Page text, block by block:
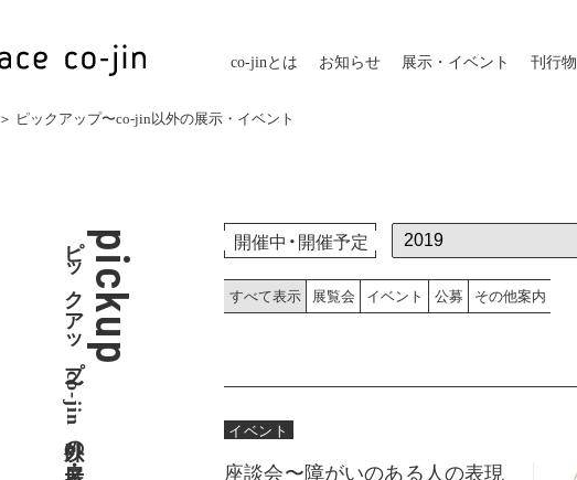
co-jinとは お知らせ 展示・イベント 刊行物
＞ ピックアップ〜co-jin以外の展示・イベント
pickup
ピックアップ〜co-jin以外の展示・イベント 開催中・開催予定
すべて表示 展覧会 イベント 公募 その他案内
イベント
座談会〜障がいのある人の表現